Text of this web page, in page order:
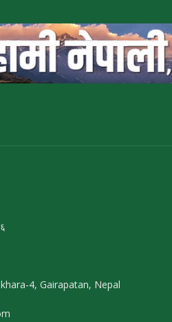
4, Gairapatan, Nepal